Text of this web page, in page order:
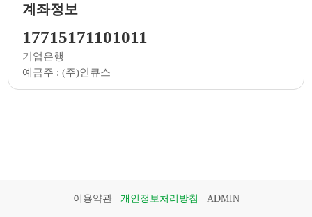
계좌정보
17715171101011
기업은행
예금주 : (주)인큐스
이용약관 개인정보처리방침 ADMIN